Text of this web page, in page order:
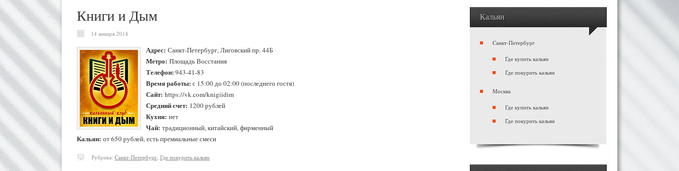
Книги и Дым
14 января 2018
Адрес: Санкт-Петербург, Лиговский пр. 44Б
Метро: Площадь Восстания
Телефон: 943-41-83
Время работы: с 15:00 до 02:00 (последнего гостя)
Сайт: https://vk.com/knigiidim
Средний счет: 1200 рублей
Кухня: нет
Чай: традиционный, китайский, фирменный
Кальян: от 650 рублей, есть премиальные смеси
Рубрика: Cанкт-Петербург, Где покурить кальян
Кальян
Cанкт-Петербург
Где купить кальян
Где покурить кальян
Москва
Где купить кальян
Где покурить кальян